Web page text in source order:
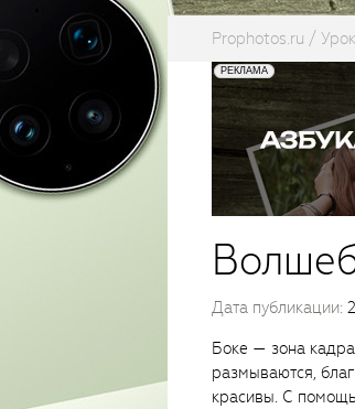
Prophotos.ru
Дата публикации:
Боке — зона
размываются,
красивы. С